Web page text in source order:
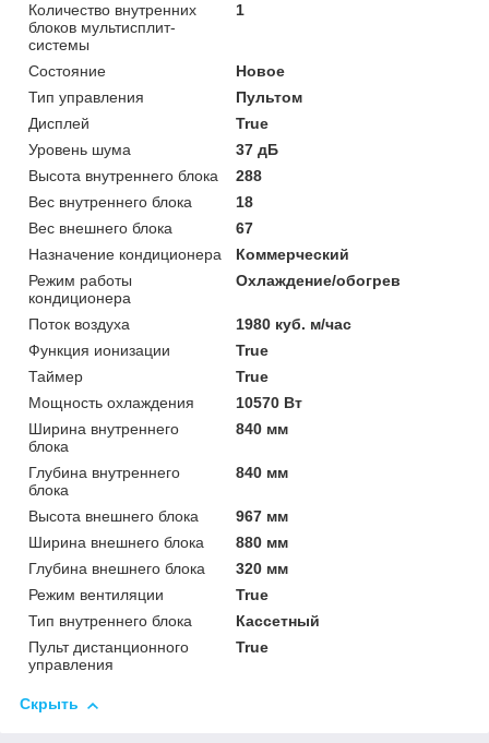
Количество внутренних
блоков мультисплит-
системы
1
Состояние
Новое
Тип управления
Пультом
Дисплей
True
Уровень шума
37 дБ
Высота внутреннего блока
288
Вес внутреннего блока
18
Вес внешнего блока
67
Назначение кондиционера
Коммерческий
Режим работы
кондиционера
Охлаждение/обогрев
Поток воздуха
1980 куб. м/час
Функция ионизации
True
Таймер
True
Мощность охлаждения
10570 Вт
Ширина внутреннего
блока
840 мм
Глубина внутреннего
блока
840 мм
Высота внешнего блока
967 мм
Ширина внешнего блока
880 мм
Глубина внешнего блока
320 мм
Режим вентиляции
True
Тип внутреннего блока
Кассетный
Пульт дистанционного
управления
True
Скрыть